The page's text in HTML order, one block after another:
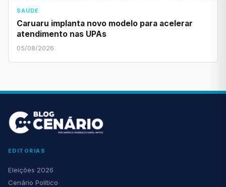
SAÚDE
Caruaru implanta novo modelo para acelerar
atendimento nas UPAs
05/08/2026
EDITORIAS
Eleições 2026
Cenário Político